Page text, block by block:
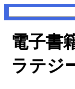
電子書
ラテジ